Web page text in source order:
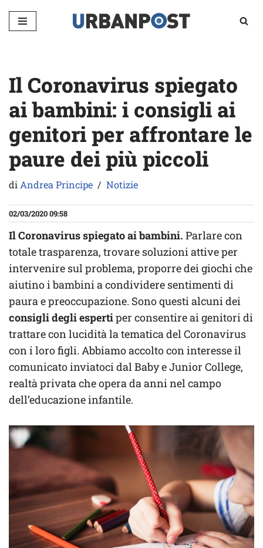
Vai
Il Coronavirus spiegato
ai bambini: i consigli ai
genitori per affrontare le
paure dei più piccoli
diAndrea Principe Notizie
02/03/2020 09:58
Il Coronavirus spiegato ai bambini. Parlare con
totale trasparenza, trovare soluzioni attive per
intervenire sul problema, proporre dei giochi che
aiutino i bambini a condividere sentimenti di
paura e preoccupazione. Sono questi alcuni dei
consigli degli espertiper consentire ai genitori di
trattare con lucidità la tematica del Coronavirus
con i loro figli. Abbiamo accolto con interesse il
comunicato inviatoci dal Baby e Junior College,
realtà privata che opera da anni nel campo
dell’educazione infantile.